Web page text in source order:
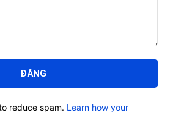
reduce spam. Learn how your